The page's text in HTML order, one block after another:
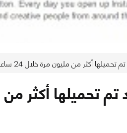
أكثر من مليون مرة خلال 24 ساعة فقط